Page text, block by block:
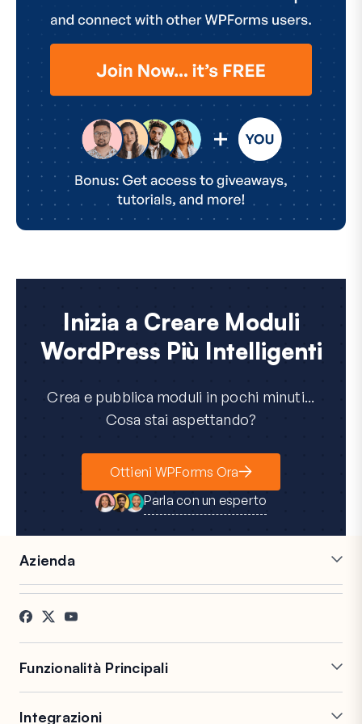
Inizia a Creare Moduli
WordPress Più Intelligenti
Crea e pubblica moduli in pochi minuti...
Cosa stai aspettando?
Ottieni WPForms Ora
Parla con un esperto
Azienda
Carriere
Testimonianze
Affiliati
Funzionalità Principali
Logica Condizionale
Integrazioni